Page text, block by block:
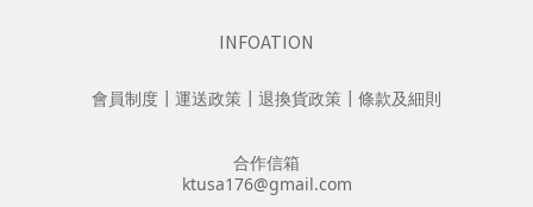
INFOATION
會員制度 ┃ 運送政策 ┃ 退換貨政策 ┃ 條款及細則
合作信箱
ktusa176@gmail.com